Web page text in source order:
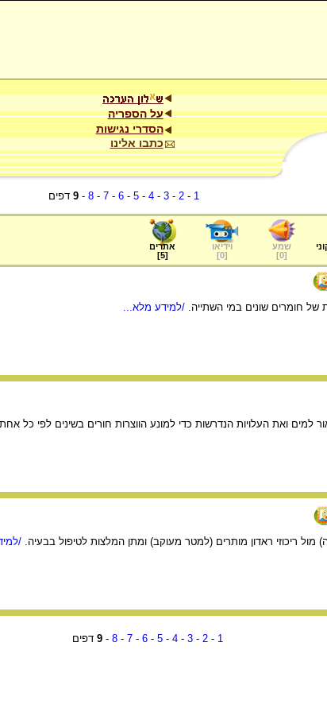
על הספריה
הסדרי נגישות
כתבו אלינו
1
-
2
-
3
-
4
-
5
-
6
-
7
-
8
-
9 דפים
שמע
[
0
]
וידיאו
[
0
]
אתרים
[
5
]
חומרים שונים במי השתייה. /למידע מלא...
למים ואת העלויות הנדרשות כדי למונע הווצרות חורים בשינים לפי כל
ריכוזי ראדון מותרים (למטר מעוקב) ומתן המלצות לטיפול בבעיה. /
1
-
2
-
3
-
4
-
5
-
6
-
7
-
8
-
9 דפים